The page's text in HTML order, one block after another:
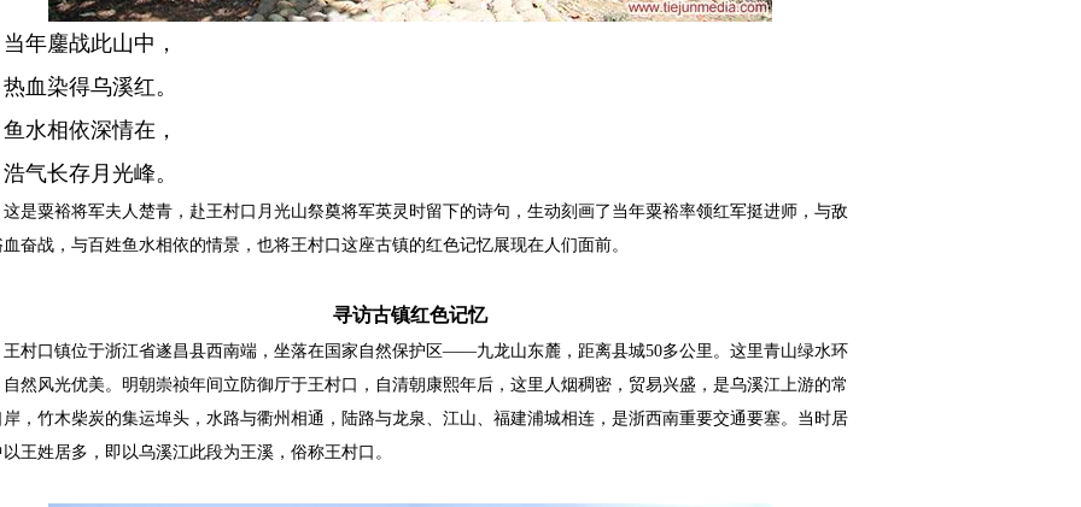
当年鏖战此山中，
热血染得乌溪红。
鱼水相依深情在，
浩气长存月光峰。
粟裕将军夫人楚青，赴王村口月光山祭奠将军英灵时留下的诗句，生动刻画了当年粟裕率领红军挺进师，与敌
血奋战，与百姓鱼水相依的情景，也将王村口这座古镇的红色记忆展现在人们面前。
寻访古镇红色记忆
口镇位于浙江省遂昌县西南端，坐落在国家自然保护区——九龙山东麓，距离县城50多公里。这里青山绿水环
自然风光优美。明朝崇祯年间立防御厅于王村口，自清朝康熙年后，这里人烟稠密，贸易兴盛，是乌溪江上游的常
岸，竹木柴炭的集运埠头，水路与衢州相通，陆路与龙泉、江山、福建浦城相连，是浙西南重要交通要塞。当时居
以王姓居多，即以乌溪江此段为王溪，俗称王村口。